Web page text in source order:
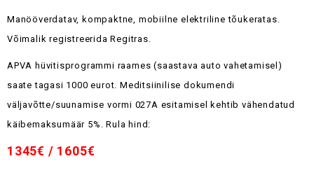
Manööverdatav, kompaktne, mobiilne elektriline tõukeratas.
Võimalik registreerida Regitras.
APVA hüvitisprogrammi raames (saastava auto vahetamisel)
saate tagasi 1000 eurot.Meditsiinilise dokumendi
väljavõtte/suunamise vormi 027A esitamisel kehtib vähendatud
käibemaksumäär 5%.Rula hind:
1345€ / 1605€